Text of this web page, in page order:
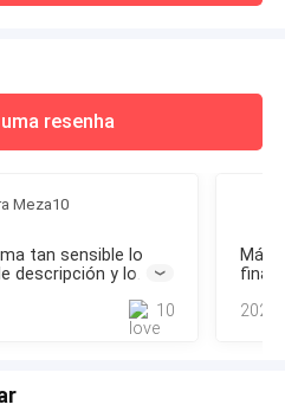
sabía
resenha
Meza10
tan sensible lo
descripción y lo
ese epílogo.
10
Más
final
era